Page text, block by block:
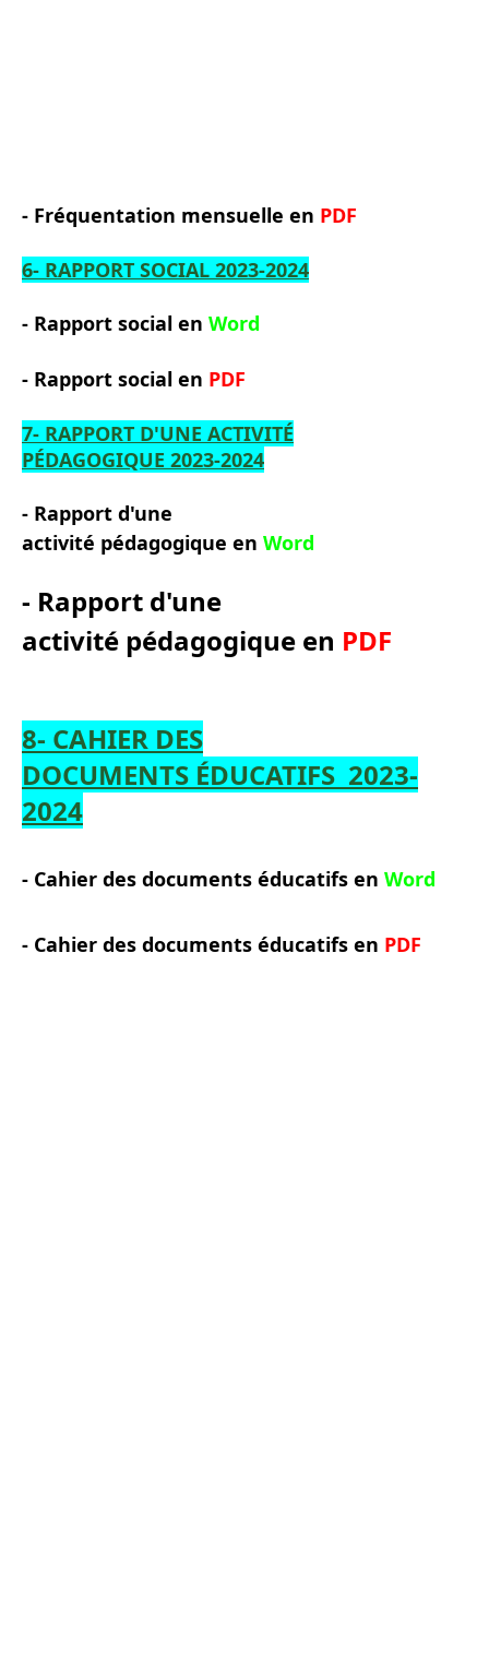
- Fréquentation mensuelle en PDF
6- RAPPORT SOCIAL 2023-2024
- Rapport social en Word
- Rapport social en PDF
7- RAPPORT D'UNE ACTIVITÉ
PÉDAGOGIQUE 2023-2024
- Rapport d'une
activité pédagogique en Word
- Rapport d'une
activité pédagogique en PDF
8- CAHIER DES
DOCUMENTS ÉDUCATIFS 2023-
2024
- Cahier des documents éducatifs en Word
- Cahier des documents éducatifs en PDF